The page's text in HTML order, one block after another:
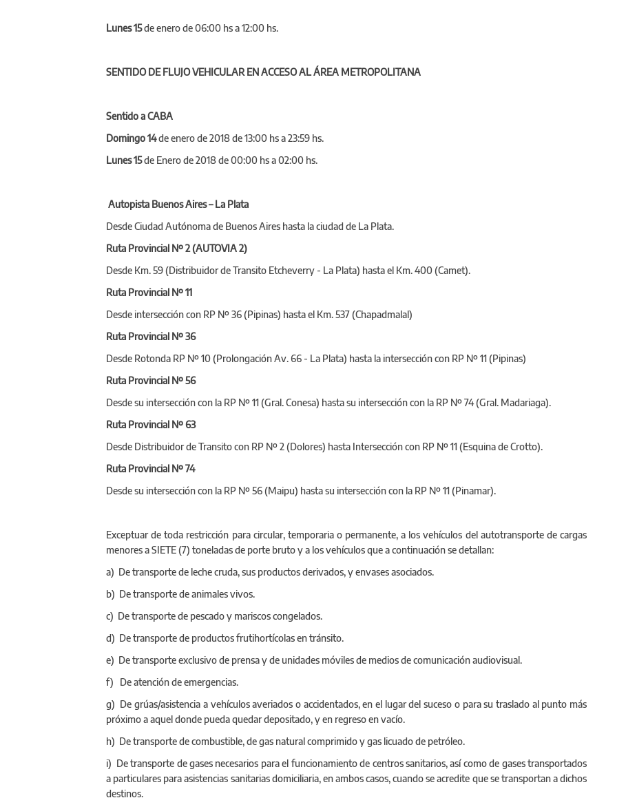
Lunes 15de enero de 06:00 hs a 12:00 hs.
SENTIDO DE FLUJO VEHICULAR EN ACCESO AL ÁREA METROPOLITANA
Sentido a CABA
Domingo 14de enero de 2018 de 13:00 hs a 23:59 hs.
Lunes 15de Enero de 2018 de 00:00 hs a 02:00 hs.
Autopista Buenos Aires – La Plata
Desde Ciudad Autónoma de Buenos Aires hasta la ciudad de La Plata.
Ruta Provincial Nº 2 (AUTOVIA 2)
Desde Km. 59 (Distribuidor de Transito Etcheverry - La Plata) hasta el Km. 400 (Camet).
Ruta Provincial Nº 11
Desde intersección con RP Nº 36 (Pipinas) hasta el Km. 537 (Chapadmalal)
Ruta Provincial Nº 36
Desde Rotonda RP Nº 10 (Prolongación Av. 66 - La Plata) hasta la intersección con RP Nº 11 (Pipinas)
Ruta Provincial Nº 56
Desde su intersección con la RP Nº 11 (Gral. Conesa) hasta su intersección con la RP Nº 74 (Gral. Madariaga).
Ruta Provincial Nº 63
Desde Distribuidor de Transito con RP Nº 2 (Dolores) hasta Intersección con RP Nº 11 (Esquina de Crotto).
Ruta Provincial Nº 74
Desde su intersección con la RP Nº 56 (Maipu) hasta su intersección con la RP Nº 11 (Pinamar).
Exceptuar de toda restricción para circular, temporaria o permanente, a los vehículos del autotransporte de cargas
menores a SIETE (7) toneladas de porte bruto y a los vehículos que a continuación se detallan:
a) De transporte de leche cruda, sus productos derivados, y envases asociados.
b) De transporte de animales vivos.
c) De transporte de pescado y mariscos congelados.
d) De transporte de productos frutihortícolas en tránsito.
e) De transporte exclusivo de prensa y de unidades móviles de medios de comunicación audiovisual.
f) De atención de emergencias.
g) De grúas/asistencia a vehículos averiados o accidentados, en el lugar del suceso o para su traslado al punto más
próximo a aquel donde pueda quedar depositado, y en regreso en vacío.
h) De transporte de combustible, de gas natural comprimido y gas licuado de petróleo.
i) De transporte de gases necesarios para el funcionamiento de centros sanitarios, así como de gases transportados
a particulares para asistencias sanitarias domiciliaria, en ambos casos, cuando se acredite que se transportan a dichos
destinos.